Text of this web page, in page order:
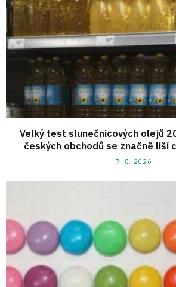
Velký test slunečnicových olejů
českých obchodů se značně liší
7. 8. 2026